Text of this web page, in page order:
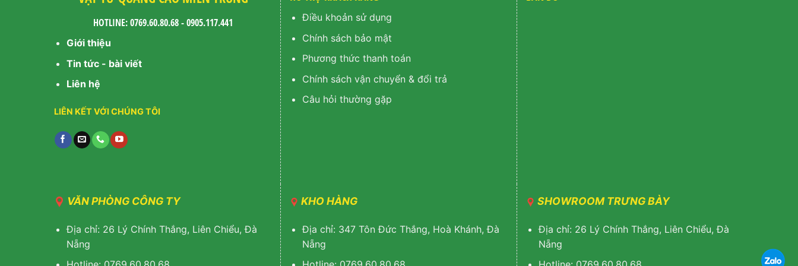
HOTLINE: 0769.60.80.68 - 0905.117.441
Giới thiệu
Tin tức - bài viết
Liên hệ
LIÊN KẾT VỚI CHÚNG TÔI
Điều khoản sử dụng
Chính sách bảo mật
Phương thức thanh toán
Chính sách vận chuyển & đổi trả
Câu hỏi thường gặp
VĂN PHÒNG CÔNG TY
Địa chỉ: 26 Lý Chính Thắng, Liên Chiểu, Đà
Nẵng
KHO HÀNG
Địa chỉ: 347 Tôn Đức Thắng, Hoà Khánh, Đà
Nẵng
SHOWROOM TRƯNG BÀY
Địa chỉ: 26 Lý Chính Thắng, Liên Chiểu, Đà
Nẵng